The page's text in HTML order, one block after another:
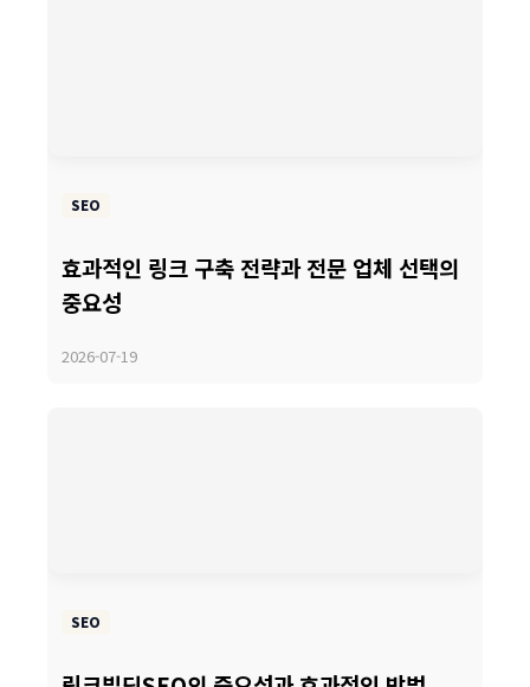
SEO
효과적인 링크 구축 전략과 전문 업체 선택의
중요성
2026-07-19
SEO